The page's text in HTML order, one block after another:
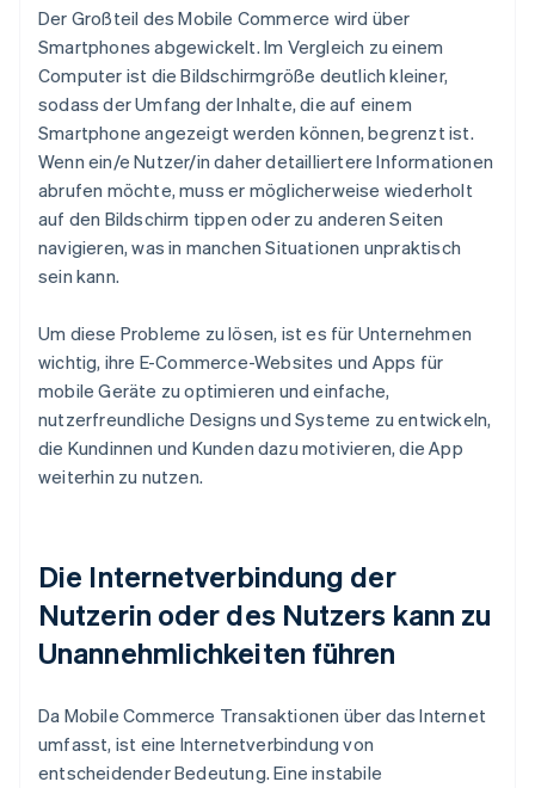
Der Großteil des Mobile Commerce wird über
Smartphones abgewickelt. Im Vergleich zu einem
Computer ist die Bildschirmgröße deutlich kleiner,
sodass der Umfang der Inhalte, die auf einem
Smartphone angezeigt werden können, begrenzt ist.
Wenn ein/e Nutzer/in daher detailliertere Informationen
abrufen möchte, muss er möglicherweise wiederholt
auf den Bildschirm tippen oder zu anderen Seiten
navigieren, was in manchen Situationen unpraktisch
sein kann.
Um diese Probleme zu lösen, ist es für Unternehmen
wichtig, ihre E-Commerce-Websites und Apps für
mobile Geräte zu optimieren und einfache,
nutzerfreundliche Designs und Systeme zu entwickeln,
die Kundinnen und Kunden dazu motivieren, die App
weiterhin zu nutzen.
Die Internetverbindung der
Nutzerin oder des Nutzers kann zu
Unannehmlichkeiten führen
Da Mobile Commerce Transaktionen über das Internet
umfasst, ist eine Internetverbindung von
entscheidender Bedeutung. Eine instabile